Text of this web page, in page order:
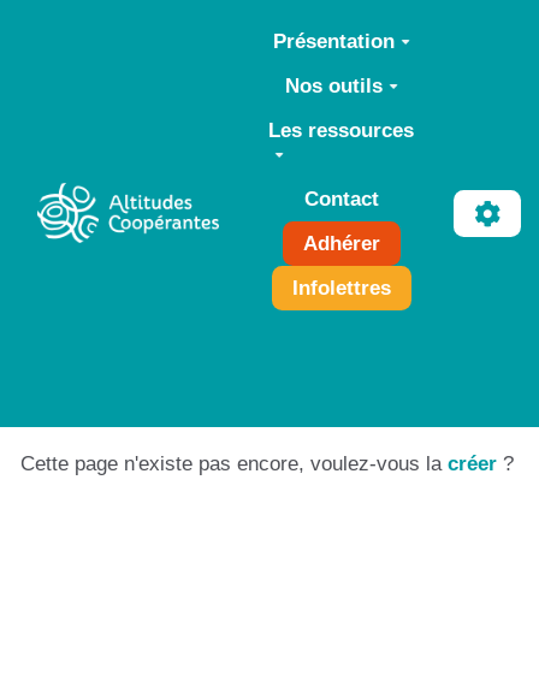
Aller au contenu principal
Présentation
Nos outils
Les ressources
Contact
Adhérer
Infolettres
Cette page n'existe pas encore, voulez-vous la créer ?